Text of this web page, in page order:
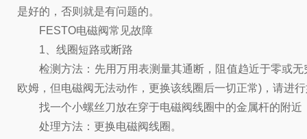
是好的，否则就是有问题的。
FESTO电磁阀常见故障
1、线圈短路或断路
检测方法：先用万用表测量其通断，阻值趋近于零或无
欧姆，但电磁阀无法动作，更换该线圈后一切正常)，请进
找一个小螺丝刀放在穿于电磁阀线圈中的金属杆的附近
处理方法：更换电磁阀线圈。